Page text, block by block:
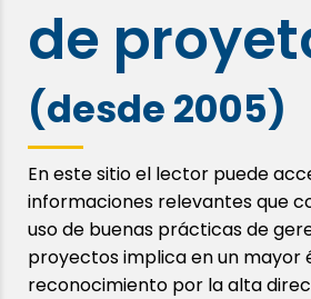
de
(desde 2005)
En este sitio el lector puede
informaciones relevantes que
uso de buenas prácticas de
proyectos implica en un mayor
reconocimiento por la alta